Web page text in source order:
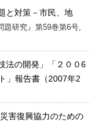
と対策－市民、地
題研究』第59巻第6号,
法の開発」「２００6
」報告書（2007年2
害復興協力のための